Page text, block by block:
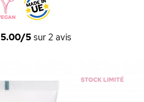
5.00/5sur 2avis